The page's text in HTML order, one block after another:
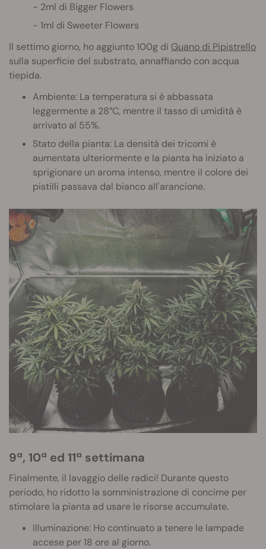
2ml di Bigger Flowers
1ml di Sweeter Flowers
Il settimo giorno, ho aggiunto 100g di Guano di Pipistrello
sulla superficie del substrato, annaffiando con acqua
tiepida.
Ambiente: La temperatura si è abbassata
leggermente a 28°C, mentre il tasso di umidità è
arrivato al 55%.
Stato della pianta: La densità dei tricomi è
aumentata ulteriormente e la pianta ha iniziato a
sprigionare un aroma intenso, mentre il colore dei
pistilli passava dal bianco all'arancione.
9ª, 10ª ed 11ª settimana
Finalmente, il lavaggio delle radici! Durante questo
periodo, ho ridotto la somministrazione di concime per
stimolare la pianta ad usare le risorse accumulate.
Illuminazione: Ho continuato a tenere le lampade
accese per 18 ore al giorno.